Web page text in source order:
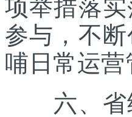
项举措落
参与，不
哺日常运
六、省级